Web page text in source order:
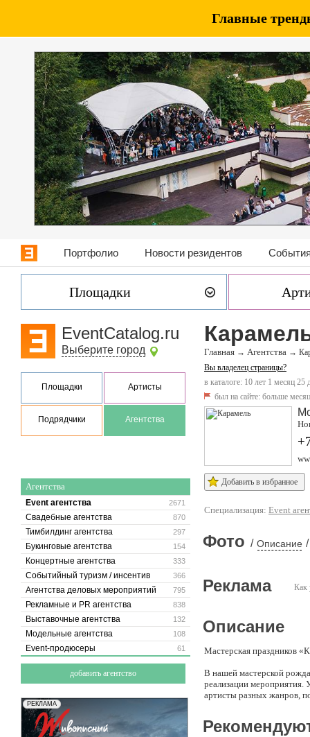
Главные
Портфолио Новости резидентов
Площадки
EventCatalog.ru
Выберите город
Площадки Артисты
Подрядчики Агентства
Агентства
2671
Event агентства
870
Свадебные агентства
297
Тимбилдинг агентства
154
Букинговые агентства
333
Концертные агентства
366
Событийный туризм / инсентив
795
Агентства деловых мероприятий
838
Рекламные и PR агентства
132
Выставочные агентства
108
Модельные агентства
61
Event-продюсеры
добавить агентство
Главная → Агентства →
Вы владелец страницы?
в каталоге: 10 лет 1 месяц 25
был на сайте: больше
Добавить в избранное
Специализация: Event
Фото / Описание /
Как
Реклама
Описание
Мастерская праздников
В нашей мастерской
реализации мероприятия.
артисты разных жанров,